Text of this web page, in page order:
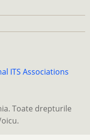
ITS Associations
Toate drepturile